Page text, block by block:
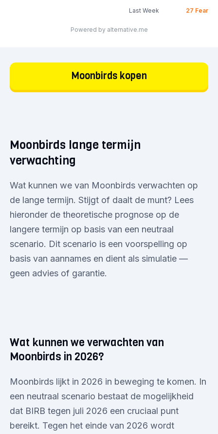
Last Week 27 Fear
Powered by alternative.me
Moonbirds kopen
Moonbirds lange termijn
verwachting
Wat kunnen we van Moonbirds verwachten op
de lange termijn. Stijgt of daalt de munt? Lees
hieronder de theoretische prognose op de
langere termijn op basis van een neutraal
scenario. Dit scenario is een voorspelling op
basis van aannames en dient als simulatie —
geen advies of garantie.
Wat kunnen we verwachten van
Moonbirds in 2026?
Moonbirds lijkt in 2026 in beweging te komen. In
een neutraal scenario bestaat de mogelijkheid
dat BIRB tegen juli 2026 een cruciaal punt
bereikt. Tegen het einde van 2026 wordt